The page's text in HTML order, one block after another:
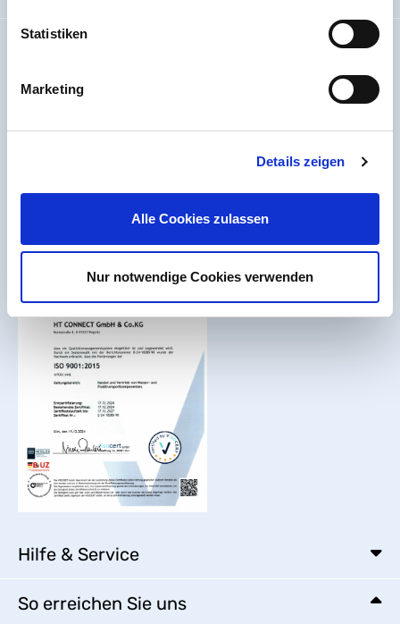
Statistiken
Marketing
Details zeigen
Alle Cookies zulassen
Nur notwendige Cookies verwenden
Code Of Conduct
Seitenübersicht
Hilfe & Service
So erreichen Sie uns